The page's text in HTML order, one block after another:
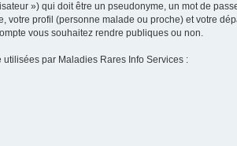
») qui doit être un pseudonyme, un mot de
votre profil (personne malade ou proche) et votre
vous souhaitez rendre publiques ou non.
par Maladies Rares Info Services :